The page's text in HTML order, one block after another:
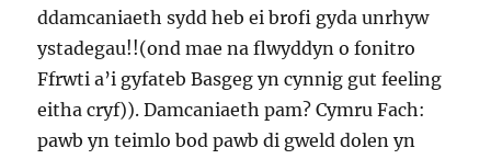
ddamcaniaeth sydd heb ei brofi gyda unrhyw
ystadegau!!(ond mae na flwyddyn o fonitro
Ffrwti a’i gyfateb Basgeg yn cynnig gut feeling
eitha cryf)). Damcaniaeth pam? Cymru Fach:
pawb yn teimlo bod pawb di gweld dolen yn